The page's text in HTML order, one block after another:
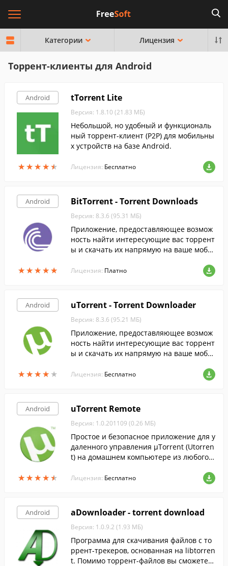
Категории Лицензия
Торрент-клиенты для Android
Android
★★★★★
★★★★★
tTorrent Lite
Версия: 1.8.10 (21.83 МБ)
Небольшой, но удобный и функциональ
ный торрент-клиент (P2P) для мобильны
х устройств на базе Android.
Лицензия: Бесплатно
Android
★★★★★
★★★★★
BitTorrent - Torrent Downloads
Версия: 8.3.6 (95.31 МБ)
Приложение, предоставляющее возмож
ность найти интересующие вас торрент
ы и скачать их напрямую на ваше моби
Лицензия: Платно
Android
★★★★ ★
★★★★ ★
uTorrent - Torrent Downloader
Версия: 8.3.6 (95.21 МБ)
Приложение, предоставляющее возмож
ность найти интересующие вас торрент
ы и скачать их напрямую на ваше моби
Лицензия: Бесплатно
Android
★★★★★
★★★★★
uTorrent Remote
Версия: 1.0.201109 (0.26 МБ)
Простое и безопасное приложение для у
даленного управления μTorrent (Utorren
t) на домашнем компьютере из любого
Лицензия: Бесплатно
Android aDownloader - torrent download
Версия: 1.0.9.2 (1.93 МБ)
Программа для скачивания файлов с то
ррент-трекеров, основанная на libtorren
t. Помимо торрент-файлов вы сможете с